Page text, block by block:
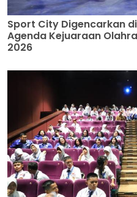
Sport City Digencarkan
Agenda Kejuaraan
2026